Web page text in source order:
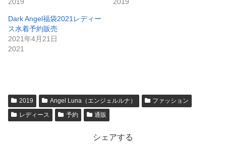
2019 2019
Dark Angel福袋2021レディー
ス水着予約販売
2021年4月21日
2021
2019 Angel Luna（エンジェルルナ）
ファッション
レディース
予約 通販
シェアする